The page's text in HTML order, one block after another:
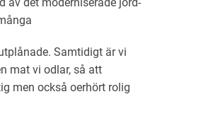
Samtidigt är vi
mat vi odlar, så att
men också oerhört rolig